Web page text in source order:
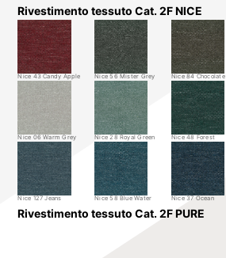
Rivestimento tessuto Cat. 2F NICE
Nice 43 Candy Apple Nice 56 Mister Grey Nice 84 Chocolate
Nice 06 Warm Grey Nice 28 Royal Green Nice 48 Forest
Nice 127 Jeans Nice 58 Blue Water Nice 37 Ocean
Rivestimento tessuto Cat. 2F PURE